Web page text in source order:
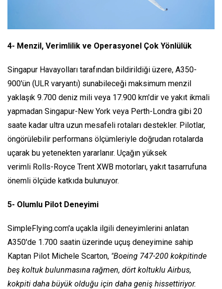
4- Menzil, Verimlilik ve Operasyonel Çok Yönlülük
Singapur Havayolları tarafından bildirildiği üzere, A350-
900'ün (ULR varyantı) sunabileceği maksimum menzil
yaklaşık 9.700 deniz mili veya 17.900 km'dir ve yakıt ikmali
yapmadan Singapur-New York veya Perth-Londra gibi 20
saate kadar ultra uzun mesafeli rotaları destekler. Pilotlar,
öngörülebilir performans ölçümleriyle doğrudan rotalarda
uçarak bu yetenekten yararlanır. Uçağın yüksek
verimli Rolls-Royce Trent XWB motorları, yakıt tasarrufuna
önemli ölçüde katkıda bulunuyor.
5- Olumlu Pilot Deneyimi
SimpleFlying.com'a uçakla ilgili deneyimlerini anlatan
A350'de 1.700 saatin üzerinde uçuş deneyimine sahip
Kaptan Pilot Michele Scarton, "Boeing 747-200 kokpitinde
beş koltuk bulunmasına rağmen, dört koltuklu Airbus,
kokpiti daha büyük olduğu için daha geniş hissettiriyor.